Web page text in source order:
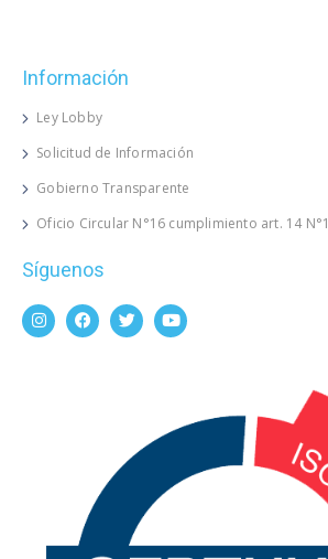
Información
Ley Lobby
Solicitud de Información
Gobierno Transparente
Oficio Circular N°16 cumplimiento art. 14 N°1
Síguenos